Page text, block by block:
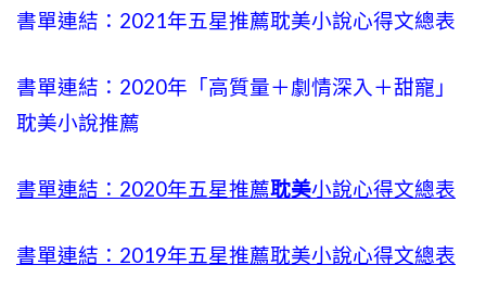
書單連結：2021年五星推薦耽美小說心得文總表
書單連結：2020年「高質量＋劇情深入＋甜寵」
耽美小說推薦
書單連結：2020年五星推薦耽美小說心得文總表
書單連結：2019年五星推薦耽美小說心得文總表